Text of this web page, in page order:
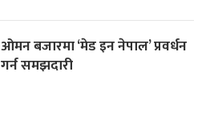
ओमन बजारमा ‘मेड इन नेपाल’ प्रवर्धन
गर्न समझदारी